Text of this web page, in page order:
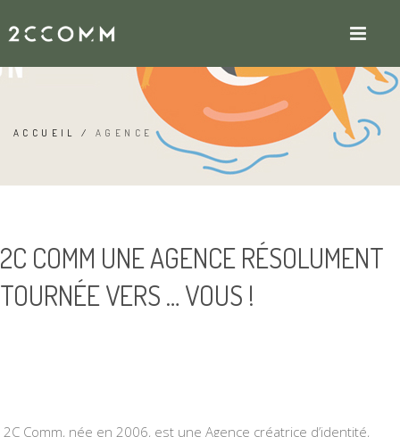
ACCUEIL /AGENCE
2C COMM UNE AGENCE RÉSOLUMENT
TOURNÉE VERS … VOUS !
2C Comm, née en 2006, est une Agence créatrice d’identité,